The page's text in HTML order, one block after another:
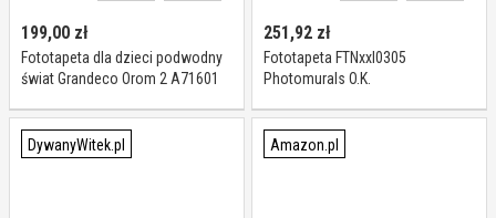
199,00 zł
Fototapeta dla dzieci podwodny
świat Grandeco Orom 2 A71601
251,92 zł
Fototapeta FTNxxl0305
Photomurals O.K.
DywanyWitek.pl Amazon.pl